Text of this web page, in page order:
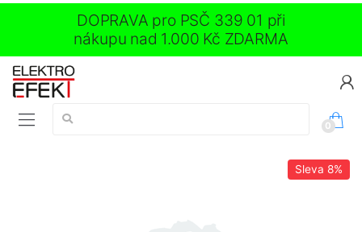
DOPRAVA pro PSČ 339 01 při
nákupu nad 1.000 Kč ZDARMA
Vyhledávání:
0
Sleva 8%